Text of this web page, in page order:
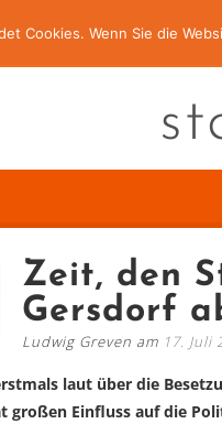
Zeit, den
Gersdorf
Ludwig Greven am 17. Juli
laut über die
großen Einfluss auf die
Cookies. Wenn Sie die